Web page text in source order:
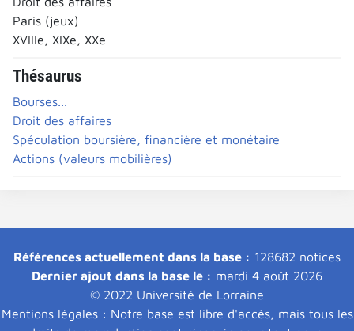
Paris (jeux)
XVIIIe, XIXe, XXe
Thésaurus
Bourses...
Droit des affaires
Spéculation boursière, financière et monétaire
Actions (valeurs mobilières)
Références actuellement dans la base : 128682 notices
Dernier ajout dans la base le : mardi 4 août 2026
© 2022 Université de Lorraine
Mentions légales : Notre base est libre d'accès, mais tous les